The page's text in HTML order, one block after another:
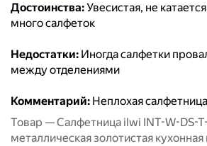
Достоинства:Увесистая, не
много салфеток
Недостатки: Иногда салфетки
между отделениями
Комментарий: Неплохая
Товар — Салфетница ilwi INT-W-DS-
металлическая золотистая кухонная